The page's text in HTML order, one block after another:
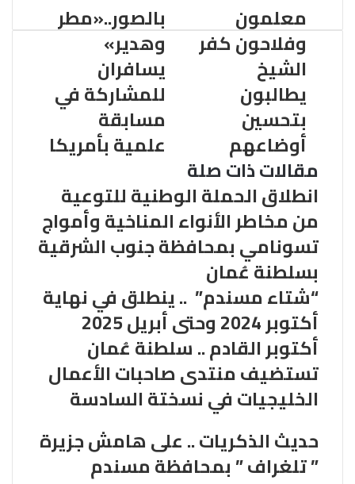
بالصور..«مطر
وهدير»
يسافران
للمشاركة في
مسابقة
علمية بأمريكا
معلمون
وفلاحون كفر
الشيخ
يطالبون
بتحسين
أوضاعهم
مقالات ذات صلة
انطلاق الحملة الوطنية للتوعية
من مخاطر الأنواء المناخية وأمواج
تسونامي بمحافظة جنوب الشرقية
بسلطنة عُمان
“شتاء مسندم” .. ينطلق في نهاية
أكتوبر 2024 وحتى أبريل 2025
أكتوبر القادم .. سلطنة عُمان
تستضيف منتدى صاحبات الأعمال
الخليجيات في نسختة السادسة
حديث الذكريات .. على هامش جزيرة
” تلغراف ” بمحافظة مسندم